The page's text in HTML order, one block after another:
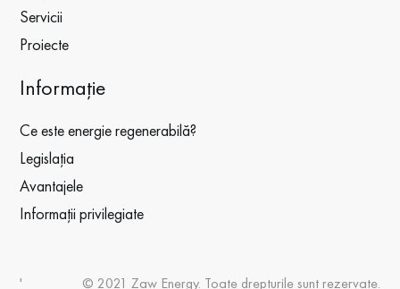
Servicii
Proiecte
Informație
Ce este energie regenerabilă?
Legislația
Avantajele
Informaţii privilegiate
' © 2021 Zaw Energy. Toate drepturile sunt rezervate.